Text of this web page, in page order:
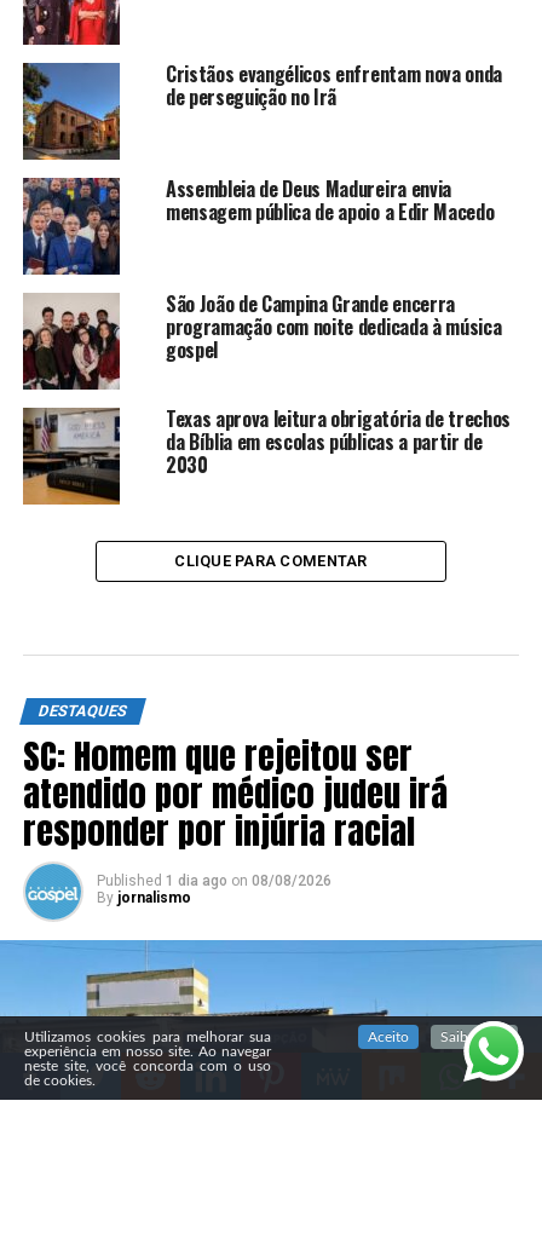
SIGA NOSSAS REDES SOCIAIS
Cristãos evangélicos enfrentam nova onda
de perseguição no Irã
Assembleia de Deus Madureira envia
mensagem pública de apoio a Edir Macedo
São João de Campina Grande encerra
programação com noite dedicada à música
gospel
Texas aprova leitura obrigatória de trechos
da Bíblia em escolas públicas a partir de
2030
CLIQUE PARA COMENTAR
DESTAQUES
SC: Homem que rejeitou ser
atendido por médico judeu irá
responder por injúria racial
Published 1 dia ago on 08/08/2026
By jornalismo
Utilizamos cookies para melhorar sua
experiência em nosso site. Ao navegar
neste site, você concorda com o uso
de cookies.
Aceito Saiba mais